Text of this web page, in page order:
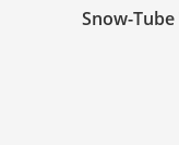
Snow-